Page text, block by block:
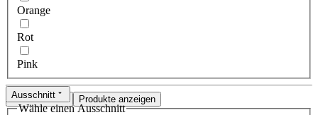
Orange
Rot
Pink
Zurücksetzen Produkte anzeigen
Ausschnitt
Wähle einen Ausschnitt